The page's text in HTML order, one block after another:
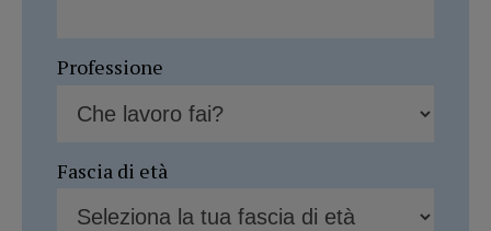
Professione
Fascia di età